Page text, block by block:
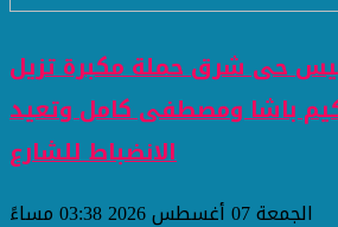
حى شرق حملة مكبرة تزيل
باشا ومصطفى كامل وتعيد
الانضباط للشارع
الجمعة 07 أغسطس 2026 03:38 مساءً